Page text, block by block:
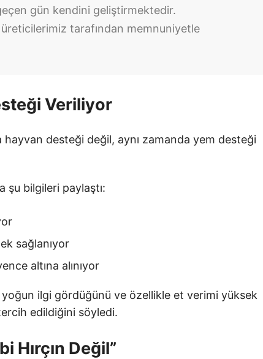
gün kendini geliştirmektedir.
üreticilerimiz tarafından memnuniyetle
Veriliyor
hayvan desteği değil, aynı zamanda yem desteği
şu bilgileri paylaştı:
sağlanıyor
altına alınıyor
ilgi gördüğünü ve özellikle et verimi yüksek
edildiğini söyledi.
Hırçın Değil”